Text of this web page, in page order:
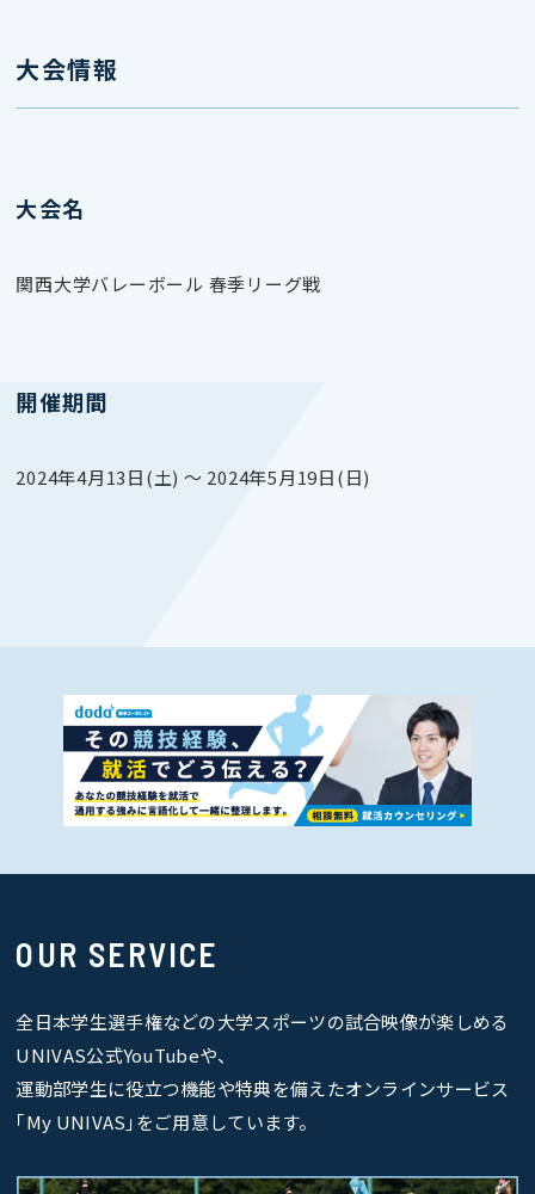
大会情報
大会名
関西⼤学バレーボール 春季リーグ戦
開催期間
2024年4月13日(土) 〜 2024年5月19日(日)
OUR SERVICE
全日本学生選手権などの大学スポーツの試合映像が楽しめる
UNIVAS公式YouTubeや、
運動部学生に役立つ機能や特典を備えたオンラインサービス
｢My UNIVAS｣をご用意しています。